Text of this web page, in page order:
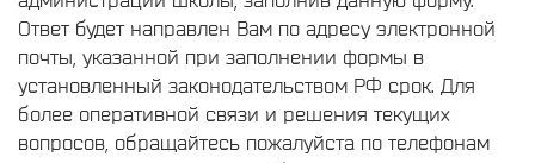
Ответ будет направлен Вам по адресу электронной
почты, указанной при заполнении формы в
установленный законодательством РФ срок. Для
более оперативной связи и решения текущих
вопросов, обращайтесь пожалуйста по телефонам